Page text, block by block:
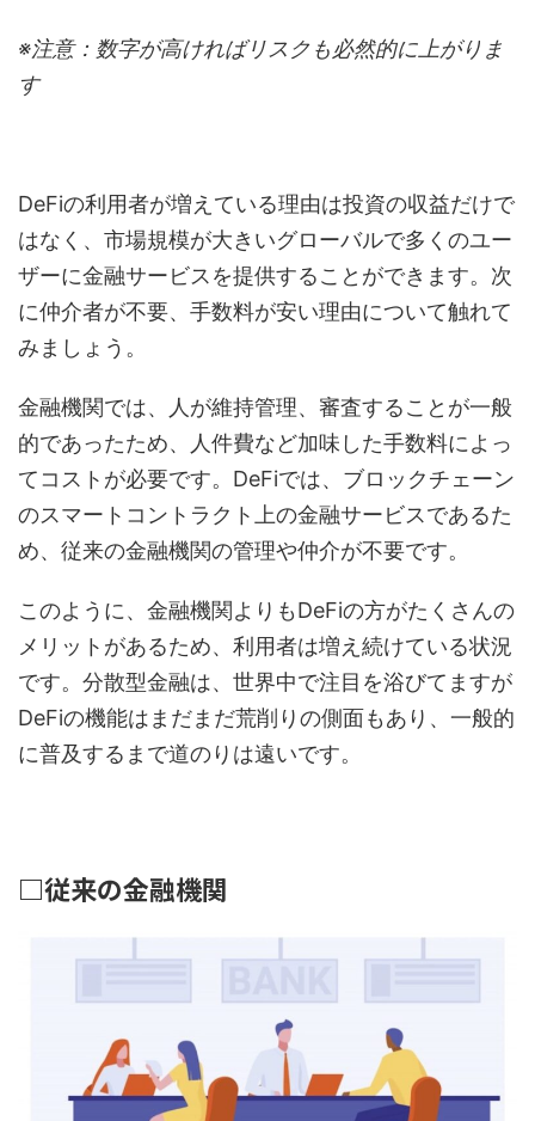
※注意：数字が高ければリスクも必然的に上がりま
す
DeFiの利用者が増えている理由は投資の収益だけで
はなく、市場規模が大きいグローバルで多くのユー
ザーに金融サービスを提供することができます。次
に仲介者が不要、手数料が安い理由について触れて
みましょう。
金融機関では、人が維持管理、審査することが一般
的であったため、人件費など加味した手数料によっ
てコストが必要です。DeFiでは、ブロックチェーン
のスマートコントラクト上の金融サービスであるた
め、従来の金融機関の管理や仲介が不要です。
このように、金融機関よりもDeFiの方がたくさんの
メリットがあるため、利用者は増え続けている状況
です。分散型金融は、世界中で注目を浴びてますが
DeFiの機能はまだまだ荒削りの側面もあり、一般的
に普及するまで道のりは遠いです。
□従来の金融機関